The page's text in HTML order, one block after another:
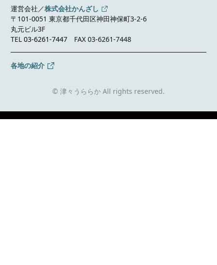
運営会社／株式会社かんざし
〒101-0051 東京都千代田区神田神保町3-2-6
丸元ビル3F
TEL03-6261-7447 FAX 03-6261-7448
各地の紹介
© 津々うららか All rights reserved.